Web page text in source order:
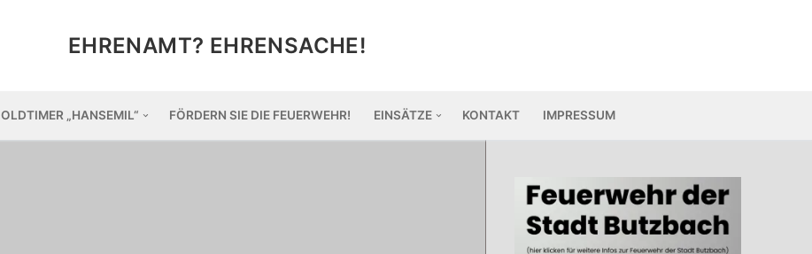
EHRENAMT? EHRENSACHE!
OLDTIMER „HANSEMIL“ FÖRDERN SIE DIE FEUERWEHR! EINSÄTZE KONTAKT IMPRESSUM